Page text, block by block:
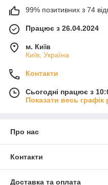
99% позитивних з 74
Працює з 26.04.2024
м. Київ
Київ, Україна
Контакти
Сьогодні працює з
Показати весь графік
Про нас
Контакти
Доставка та оплата